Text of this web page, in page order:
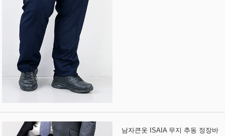
남자큰옷 ISAIA 무지 추동 정장바